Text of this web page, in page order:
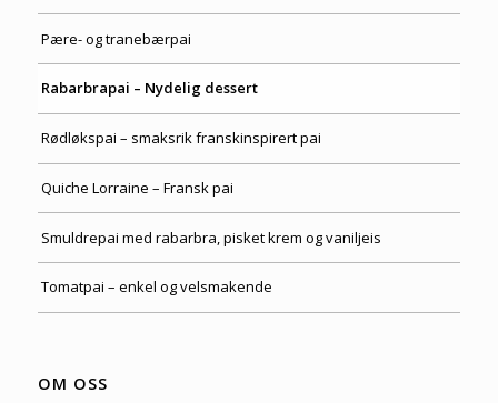
Pære- og tranebærpai
Rabarbrapai – Nydelig dessert
Rødløkspai – smaksrik franskinspirert pai
Quiche Lorraine – Fransk pai
Smuldrepai med rabarbra, pisket krem og vaniljeis
Tomatpai – enkel og velsmakende
OM OSS